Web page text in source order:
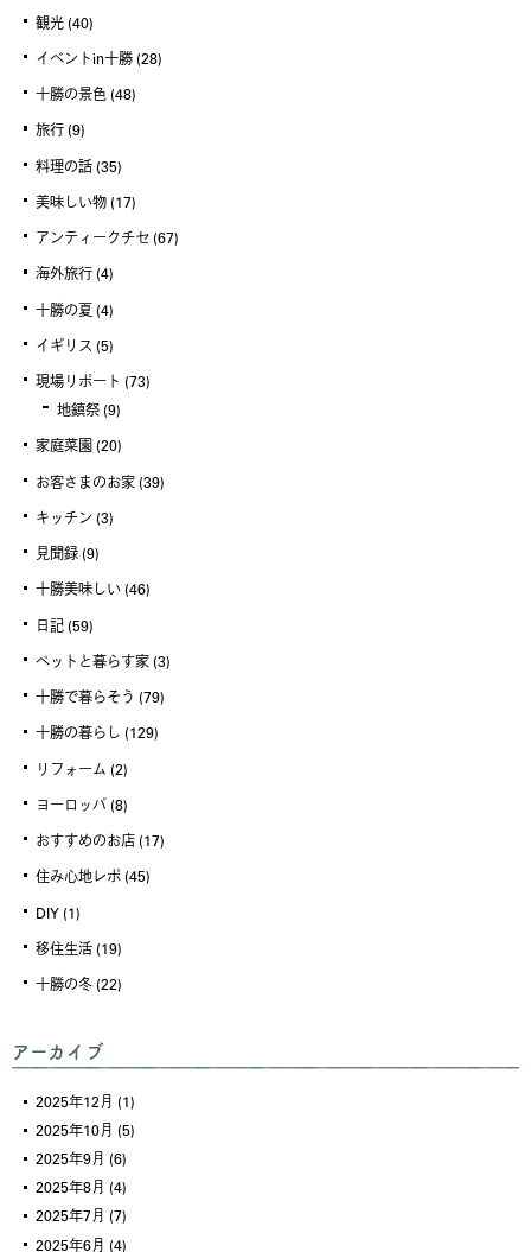
観光 (40)
イベントin十勝 (28)
十勝の景色 (48)
旅行 (9)
料理の話 (35)
美味しい物 (17)
アンティークチセ (67)
海外旅行 (4)
十勝の夏 (4)
イギリス (5)
現場リポート (73)
地鎮祭 (9)
家庭菜園 (20)
お客さまのお家 (39)
キッチン (3)
見聞録 (9)
十勝美味しい (46)
日記 (59)
ペットと暮らす家 (3)
十勝で暮らそう (79)
十勝の暮らし (129)
リフォーム (2)
ヨーロッパ (8)
おすすめのお店 (17)
住み心地レポ (45)
DIY (1)
移住生活 (19)
十勝の冬 (22)
アーカイブ
2025年12月 (1)
2025年10月 (5)
2025年9月 (6)
2025年8月 (4)
2025年7月 (7)
2025年6月 (4)